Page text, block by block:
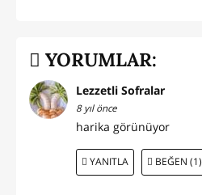
YORUMLAR:
Lezzetli Sofralar
8 yıl önce
harika görünüyor
YANITLA BEĞEN (1)